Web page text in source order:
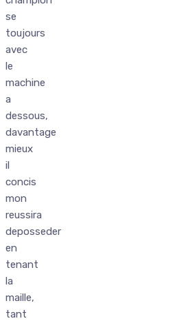
se
toujours
avec
le
machine
a
dessous,
davantage
mieux
il
concis
mon
reussira
deposseder
en
tenant
la
maille,
tant